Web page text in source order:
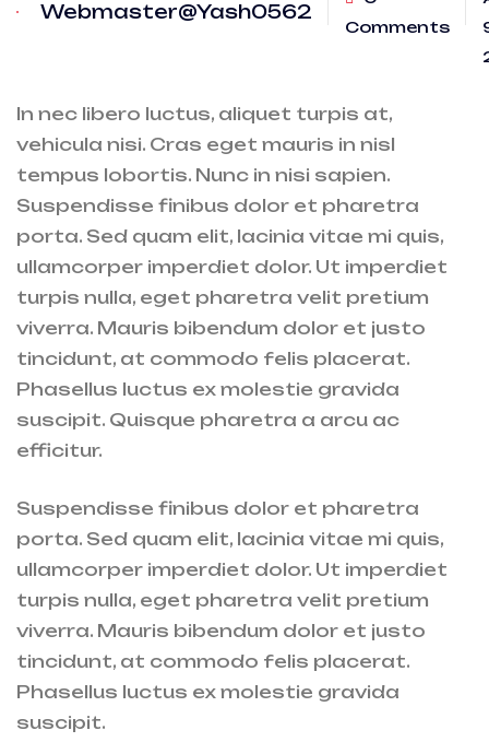
Webmaster@Yash0562
Comments
In nec libero luctus, aliquet turpis at,
vehicula nisi. Cras eget mauris in nisl
tempus lobortis. Nunc in nisi sapien.
Suspendisse finibus dolor et pharetra
porta. Sed quam elit, lacinia vitae mi quis,
ullamcorper imperdiet dolor. Ut imperdiet
turpis nulla, eget pharetra velit pretium
viverra. Mauris bibendum dolor et justo
tincidunt, at commodo felis placerat.
Phasellus luctus ex molestie gravida
suscipit. Quisque pharetra a arcu ac
efficitur.
Suspendisse finibus dolor et pharetra
porta. Sed quam elit, lacinia vitae mi quis,
ullamcorper imperdiet dolor. Ut imperdiet
turpis nulla, eget pharetra velit pretium
viverra. Mauris bibendum dolor et justo
tincidunt, at commodo felis placerat.
Phasellus luctus ex molestie gravida
suscipit.